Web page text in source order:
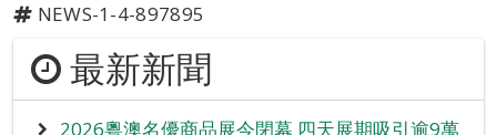
NEWS-1-4-897895
最新新聞
2026粵澳名優商品展今閉幕 四天展期吸引逾9萬